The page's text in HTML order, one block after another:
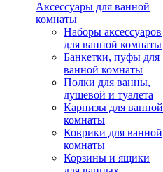
Аксессуары для ванной
комнаты
Наборы аксессуаров
для ванной комнаты
Банкетки, пуфы для
ванной комнаты
Полки для ванны,
душевой и туалета
Карнизы для ванной
комнаты
Коврики для ванной
комнаты
Корзины и ящики